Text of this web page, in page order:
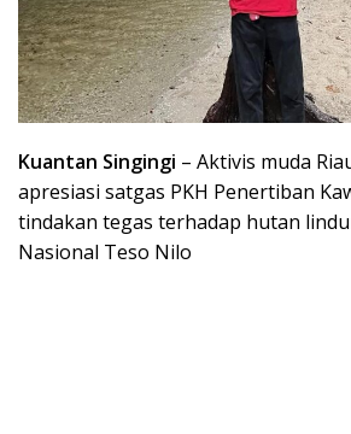
Kuantan Singingi – Aktivis muda
apresiasi satgas PKH Penertiban
tindakan tegas terhadap hutan
Nasional Teso Nilo